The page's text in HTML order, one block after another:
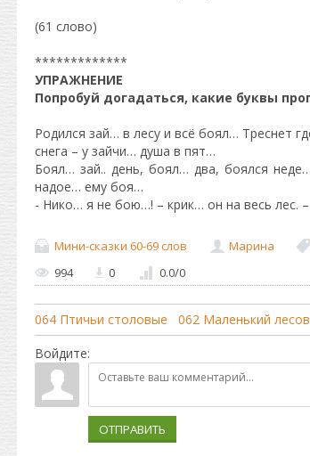
(61 слово)
*************
УПРАЖНЕНИЕ
Попробуй догадаться, какие буквы
Родился зай… в лесу и всё боял… Треснет
снега – у зайчи… душа в пят…
Боял… зай.. день, боял… два, боялся
надое… ему боя…
- Нико… я не бою…! – крик… он на весь лес.
Мини-сказки 60-69 слов Марина
994
0 0.0/0
064 Птичьи столовые
062 Маленький
Войдите:
ОТПРАВИТЬ